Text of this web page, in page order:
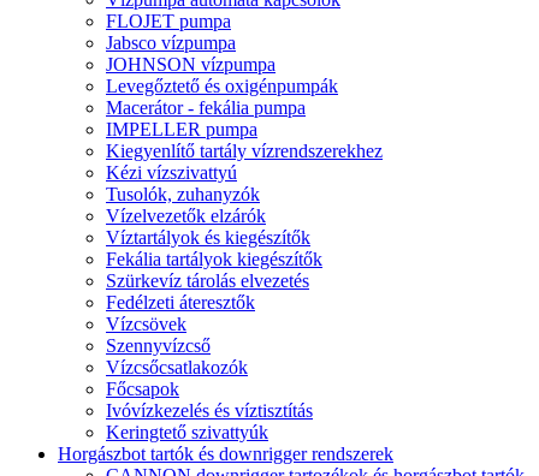
FLOJET pumpa
Jabsco vízpumpa
JOHNSON vízpumpa
Levegőztető és oxigénpumpák
Macerátor - fekália pumpa
IMPELLER pumpa
Kiegyenlítő tartály vízrendszerekhez
Kézi vízszivattyú
Tusolók, zuhanyzók
Vízelvezetők elzárók
Víztartályok és kiegészítők
Fekália tartályok kiegészítők
Szürkevíz tárolás elvezetés
Fedélzeti áteresztők
Vízcsövek
Szennyvízcső
Vízcsőcsatlakozók
Főcsapok
Ivóvízkezelés és víztisztítás
Keringtető szivattyúk
Horgászbot tartók és downrigger rendszerek